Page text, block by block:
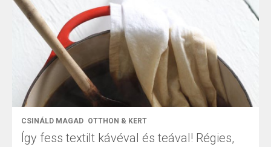
CSINÁLD MAGAD OTTHON & KERT
Így fess textilt kávéval és teával! Régies,